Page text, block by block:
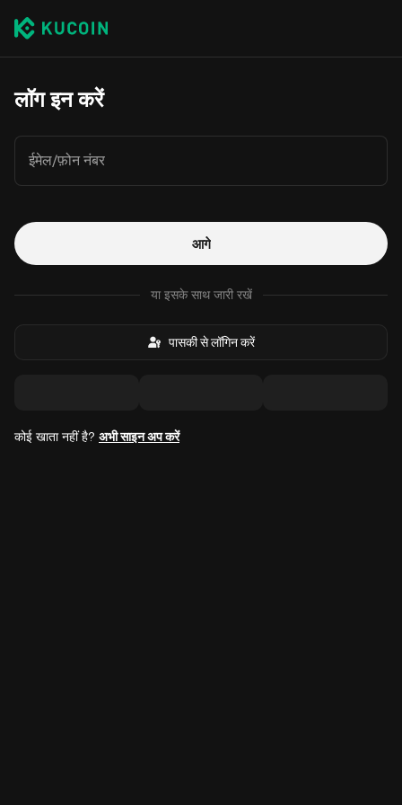
लॉग इन करें
ईमेल/फ़ोन नंबर
आगे
या इसके साथ जारी रखें
पासकी से लॉगिन करें
कोई खाता नहीं है? अभी साइन अप करें